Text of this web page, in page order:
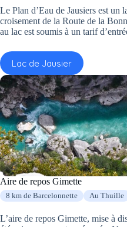
Le Plan d’Eau de Jausiers est un
croisement de la Route de la
au lac est soumis à un tarif
Lac de Jausier
Aire de repos Gimette
8 km de Barcelonnette Au Thuille
L’aire de repos Gimette, mise à